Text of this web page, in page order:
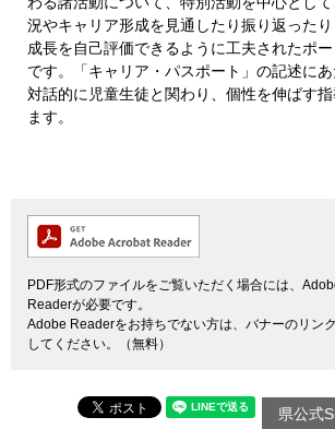
況やキャリア形成を見通したり振り返った
成長を自己評価できるように工夫されたポ
です。「キャリア・パスポート」の記述に
対話的に児童生徒と関わり、個性を伸ばす
ます。
PDF形式のファイルをご覧いただく場合には、
Readerが必要です。
Adobe Readerをお持ちでない方は、バナーのリン
してください。（無料）
県公式